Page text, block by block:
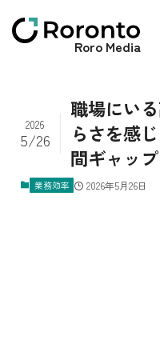
Roro Media
職場にい
らさを感
間ギャッ
2026
5/26
業務効率 2026年5月26日